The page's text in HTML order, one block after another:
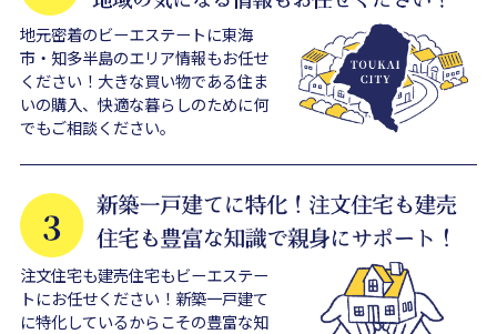
地元密着のビーエステートに東海
市・知多半島のエリア情報もお任せ
ください！大きな買い物である住ま
いの購入、快適な暮らしのために何
でもご相談ください。
注文住宅も建売住宅もビーエステー
トにお任せください！新築一戸建て
に特化しているからこその豊富な知